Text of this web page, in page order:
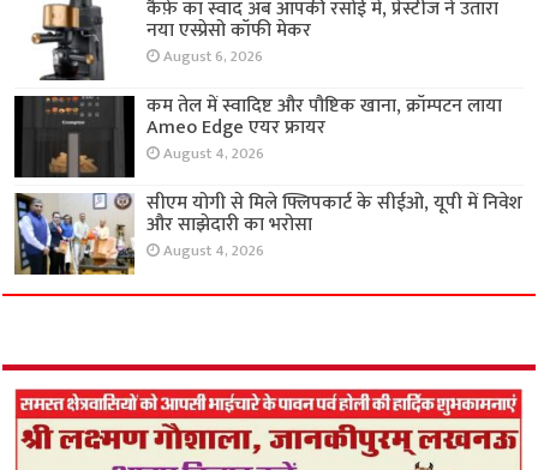
कैफ़े का स्वाद अब आपकी रसोई में, प्रेस्टीज ने उतारा
नया एस्प्रेसो कॉफी मेकर
August 6, 2026
कम तेल में स्वादिष्ट और पौष्टिक खाना, क्रॉम्पटन लाया
Ameo Edge एयर फ्रायर
August 4, 2026
सीएम योगी से मिले फ्लिपकार्ट के सीईओ, यूपी में निवेश
और साझेदारी का भरोसा
August 4, 2026